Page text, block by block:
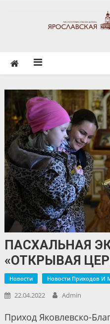
ПАСХАЛЬНАЯ
«ОТКРЫВАЯ
Новости Новости Приходов И
22.04.2022 Admin
Приход Яковлевско-